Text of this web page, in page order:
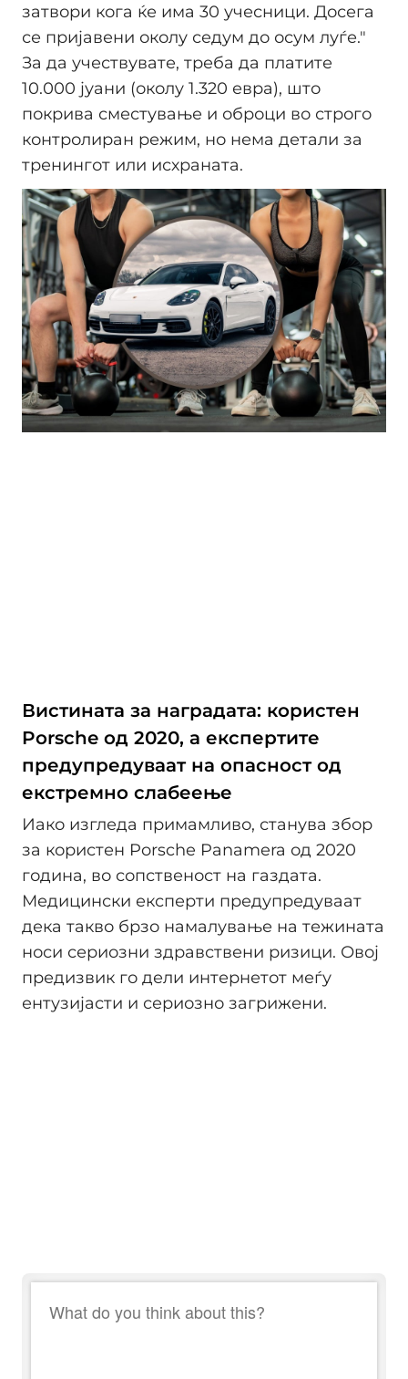
затвори кога ќе има 30 учесници. Досега
се пријавени околу седум до осум луѓе."
За да учествувате, треба да платите
10.000 јуани (околу 1.320 евра), што
покрива сместување и оброци во строго
контролиран режим, но нема детали за
тренингот или исхраната.
Вистината за наградата: користен
Porsche од 2020, а експертите
предупредуваат на опасност од
екстремно слабеење
Иако изгледа примамливо, станува збор
за користен Porsche Panamera од 2020
година, во сопственост на газдата.
Медицински експерти предупредуваат
дека такво брзо намалување на тежината
носи сериозни здравствени ризици. Овој
предизвик го дели интернетот меѓу
ентузијасти и сериозно загрижени.